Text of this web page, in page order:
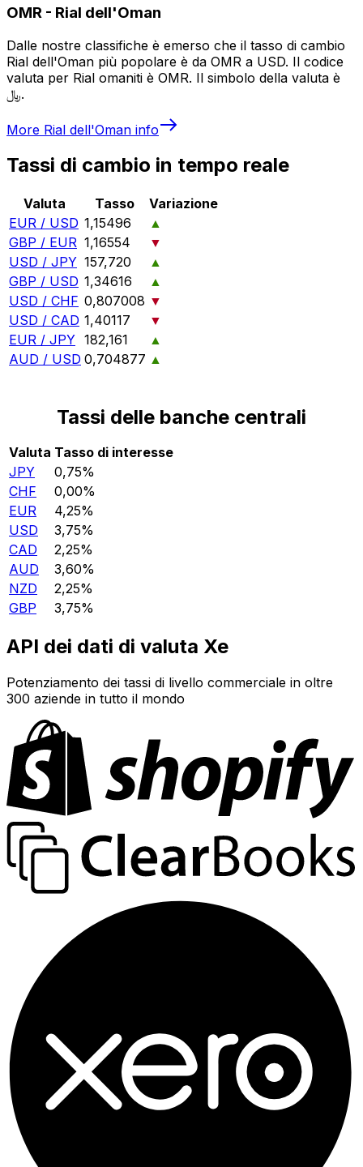
OMR - Rial dell'Oman
Dalle nostre classifiche è emerso che il tasso di cambio
Rial dell'Oman più popolare è da OMR a USD. Il codice
valuta per Rial omaniti è OMR. Il simbolo della valuta è
﷼.
More Rial dell'Oman info
Tassi di cambio in tempo reale
Valuta Tasso
Variazione
EUR / USD 1,15496
▲
GBP / EUR 1,16554
▼
USD / JPY 157,720
▲
GBP / USD 1,34616
▲
USD / CHF 0,807008 ▼
USD / CAD 1,40117
▼
EUR / JPY 182,161
▲
AUD / USD 0,704877 ▲
Tassi delle banche centrali
Valuta Tasso di interesse
JPY
0,75%
CHF
0,00%
EUR
4,25%
USD
3,75%
CAD
2,25%
AUD
3,60%
NZD
2,25%
GBP
3,75%
API dei dati di valuta Xe
Potenziamento dei tassi di livello commerciale in oltre
300 aziende in tutto il mondo